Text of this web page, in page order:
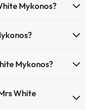
Mykonos?
y otras instalaciones.
Mykonos?
White